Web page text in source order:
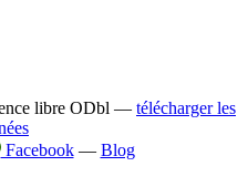
libre ODbl — télécharger les
Facebook— Blog